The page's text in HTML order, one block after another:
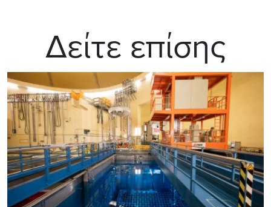
Δείτε επίσης